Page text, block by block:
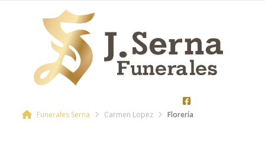
Funerales Serna Carmen Lopez Florería